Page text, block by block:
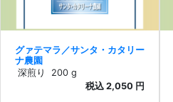
グァテマラ／サンタ・カタリー
ナ農園
深煎り
200 g
税込 2,050 円